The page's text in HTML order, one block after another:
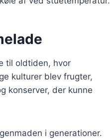
til oldtiden, hvor
kulturer blev frugter,
konserver, der kunne
i generationer.